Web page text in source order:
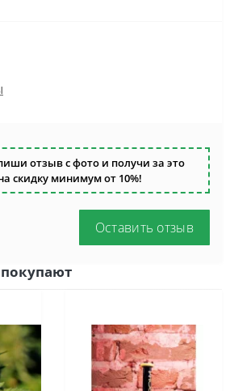
отзыв с фото и получи за это
скидку минимум от 10%!
Оставить отзыв